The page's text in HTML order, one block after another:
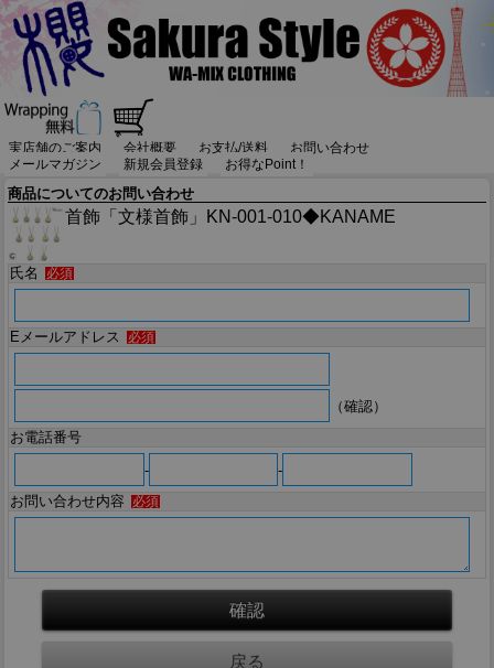
実店舗のご案内 会社概要 お支払/送料
お問い合わせ
メールマガジン
新規会員登録 お得なPoint！
商品についてのお問い合わせ
首飾「文様首飾」KN-001-010◆KANAME
氏名 必須
Eメールアドレス 必須
（確認）
お電話番号
-
-
お問い合わせ内容
必須